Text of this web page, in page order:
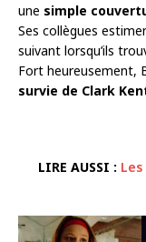
une simple
Ses collègues
suivant lorsqu’ils
Fort heureusement,
survie de Clark
LIRE AUSSI :